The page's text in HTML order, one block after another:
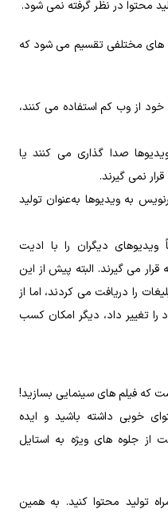
محتوا در نظر گرفته نمی‌ شود.
های مختلفی تقسیم می‌ شود که
از وب‌ کم استفاده می‌ کنند،
صدا گذاری می‌ کنند یا
نمی‌ گیرند.
به ویدیوها به‌عنوان تولید
ویدیوهای دیگران را با ادیت
می‌ گیرند. البته پیش از این
تبلیغات را دریافت می‌ کردند، اما از
را تغییر داد، دیگر امکان کسب
که فیلم‌ های سینمایی بسازید!
خوبی داشته باشید و ایده
از جلوه‌ های ویژه به استایل
تولید محتوا کنید. به همین